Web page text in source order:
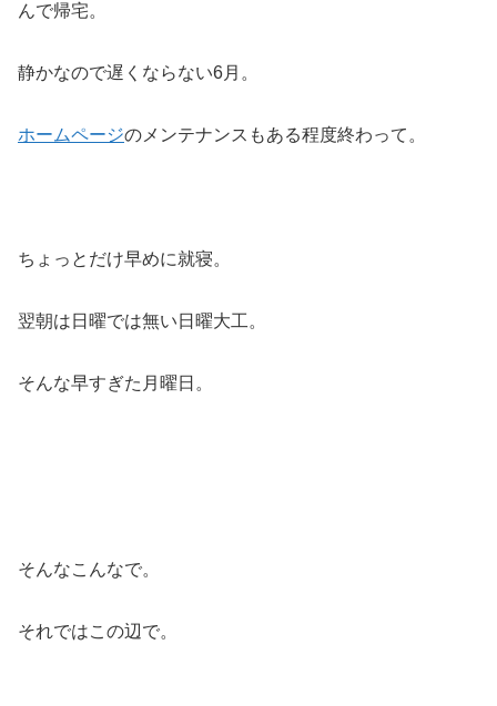
んで帰宅。
静かなので遅くならない6月。
ホームページのメンテナンスもある程度終わって。
ちょっとだけ早めに就寝。
翌朝は日曜では無い日曜大工。
そんな早すぎた月曜日。
そんなこんなで。
それではこの辺で。